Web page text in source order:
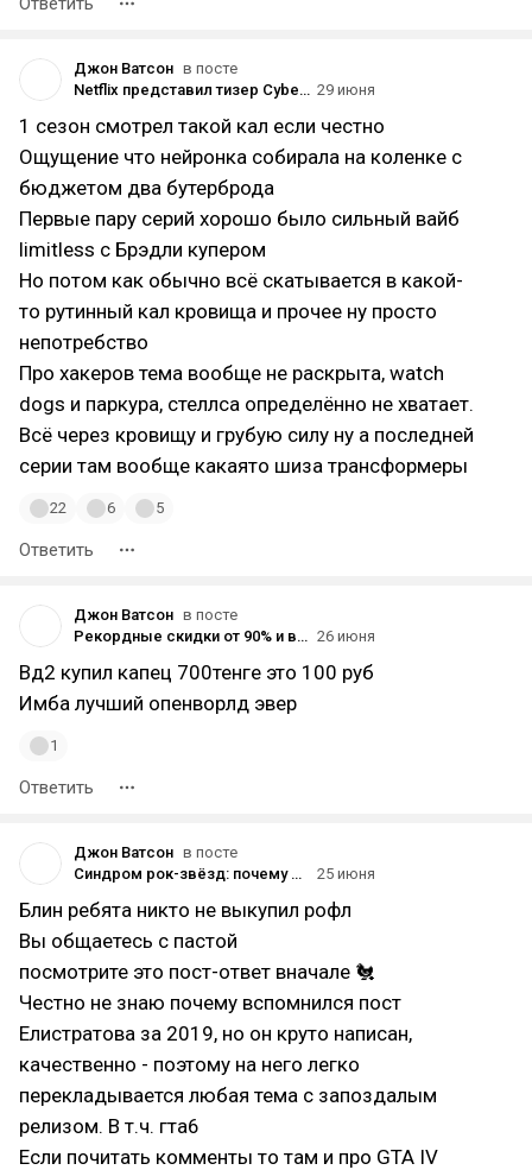
Джон Ватсон в посте
Netflix представил тизер Cyberpunk: Edgerunners 2 29 июня
1 сезон смотрел такой кал если честно
Ощущение что нейронка собирала на коленке с
бюджетом два бутерброда
Первые пару серий хорошо было сильный вайб
limitless с Брэдли купером
Но потом как обычно всё скатывается в какой-
то рутинный кал кровища и прочее ну просто
непотребство
Про хакеров тема вообще не раскрыта, watch
dogs и паркура, стеллса определённо не хватает.
Всё через кровищу и грубую силу ну а последней
серии там вообще какаято шиза трансформеры
22 6 5
Ответить
Джон Ватсон в посте
Рекордные скидки от 90% и выше [Часть 1] 26 июня
Вд2 купил капец 700тенге это 100 руб
Имба лучший опенворлд эвер
1
Ответить
Джон Ватсон в посте
Синдром рок-звёзд: почему отложенный старт GTA 6 на ПК — это геймерская трагедия
25 июня
Блин ребята никто не выкупил рофл
Вы общаетесь с пастой
посмотрите это пост-ответ вначале 🐔
Честно не знаю почему вспомнился пост
Елистратова за 2019, но он круто написан,
качественно - поэтому на него легко
перекладывается любая тема с запоздалым
релизом. В т.ч. гта6
Если почитать комменты то там и про GTA IV